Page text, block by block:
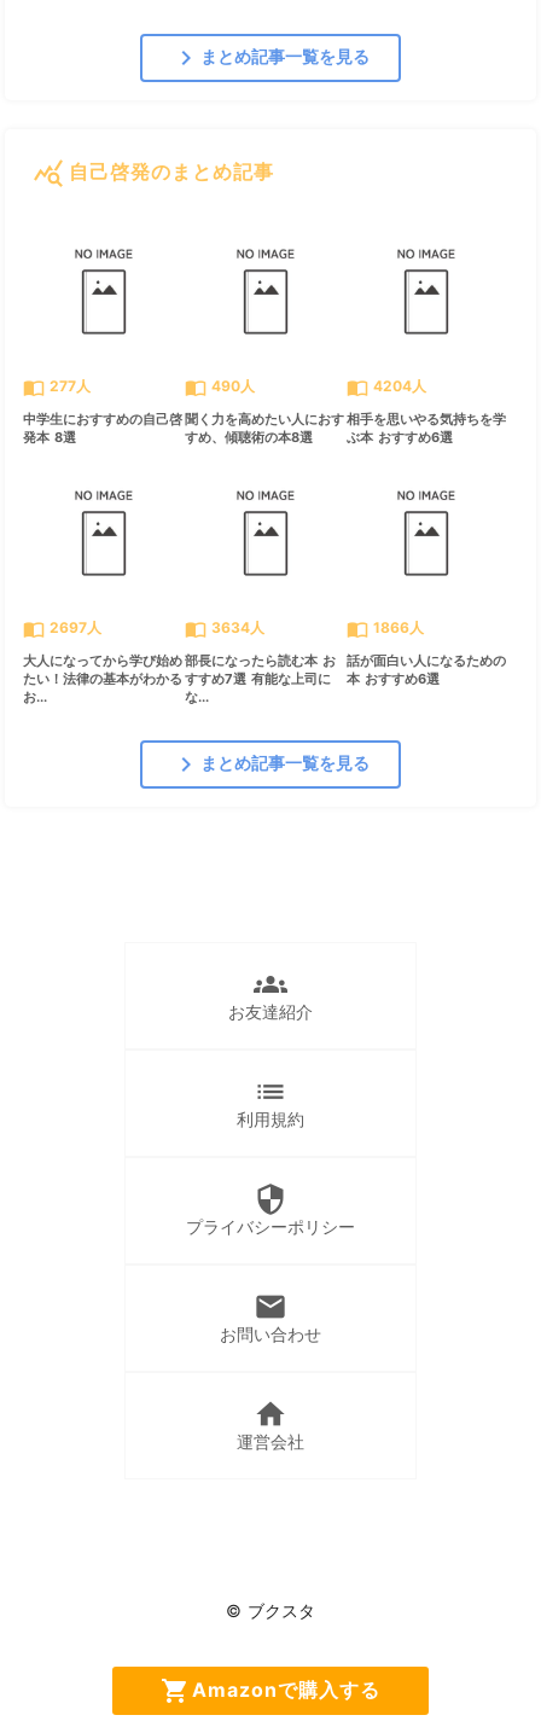
shopping_cart Amazonで購入する
chevron_right まとめ記事一覧を見る
query_stats 自己啓発のまとめ記事
import_contacts 277人
中学生におすすめの自己啓
発本 8選
import_contacts 490人
聞く力を高めたい人におす
すめ、傾聴術の本8選
import_contacts 4204人
相手を思いやる気持ちを学
ぶ本 おすすめ6選
import_contacts 2697人
大人になってから学び始め
たい！法律の基本がわかる
お...
import_contacts 3634人
部長になったら読む本 お
すすめ7選 有能な上司に
な...
import_contacts 1866人
話が面白い人になるための
本 おすすめ6選
chevron_right まとめ記事一覧を見る
local_parking
今なら新規登録で
100ptプレゼント!!
groups
お友達紹介
list
利用規約
security
プライバシーポリシー
mail
お問い合わせ
home
運営会社
© ブクスタ